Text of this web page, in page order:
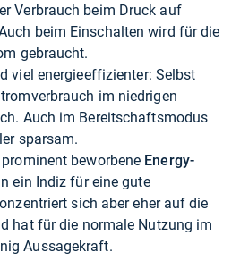
Verbrauch beim Druck auf
beim Einschalten wird für die
gebraucht.
viel energieeffizienter: Selbst
im niedrigen
Auch im Bereitschaftsmodus
sparsam.
beworbene Energy-
ein Indiz für eine gute
sich aber eher auf die
hat für die normale Nutzung im
Aussagekraft.